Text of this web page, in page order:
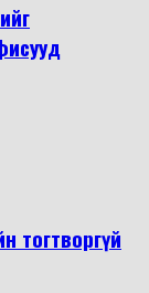
тогтворгүй